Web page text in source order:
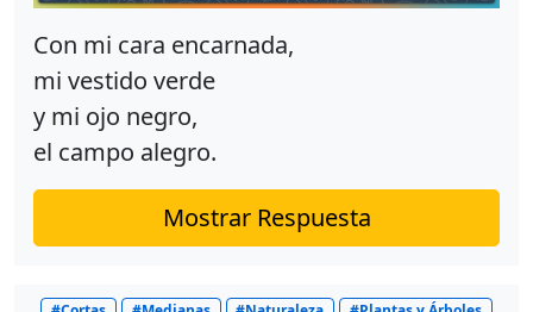
Con mi cara encarnada,
mi vestido verde
y mi ojo negro,
el campo alegro.
Mostrar Respuesta